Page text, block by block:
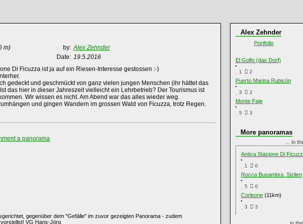
m) by: Alex Zehnder
Date: 19.5.2016
Di Ficuzza ist ja auf ein Riesen-Interesse gestossen :-)
gedeckt und geschmückt von ganz vielen jungen Menschen (ihr hättet das
das hier in dieser Jahreszeit vielleicht ein Lehrbetrieb? Der Tourismus ist
Wir wissen es nicht. Am Abend war das alles wieder weg.
und gingen Wandern im grossen Wald von Ficuzza, trotz Regen.
a panorama
gegenüber dem "Gefälle" im zuvor gezeigten Panorama - zudem
VG Hans-Jörg
Alex Zehnder
Portfolio
El Golfo (das Dorf)
1 2
Puerto Marina Rubicón
3 2
Monte Faje
5 3
More panoramas
... in
Antica Stazione Di
1 0
Rocca Busambra, Sizilen
5 0
Corleone (11km)
3 3